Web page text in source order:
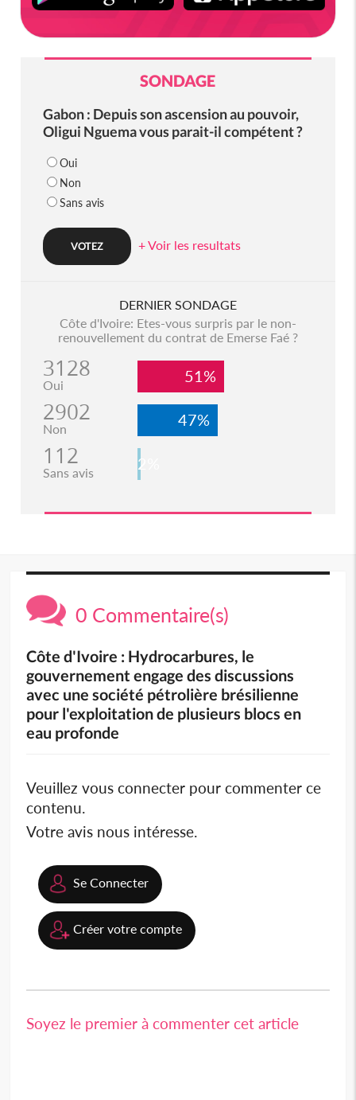
SONDAGE
Gabon : Depuis son ascension au pouvoir,
Oligui Nguema vous parait-il compétent ?
Oui
Non
Sans avis
+ Voir les resultats
DERNIER SONDAGE
Côte d'Ivoire: Etes-vous surpris par le non-
renouvellement du contrat de Emerse Faé ?
3128
Oui 51%
2902
Non 47%
112
Sans avis 2%
0 Commentaire(s)
Côte d'Ivoire : Hydrocarbures, le
gouvernement engage des discussions
avec une société pétrolière brésilienne
pour l'exploitation de plusieurs blocs en
eau profonde
Veuillez vous connecter pour commenter ce
contenu.
Votre avis nous intéresse.
Se Connecter
Créer votre compte
Soyez le premier à commenter cet article